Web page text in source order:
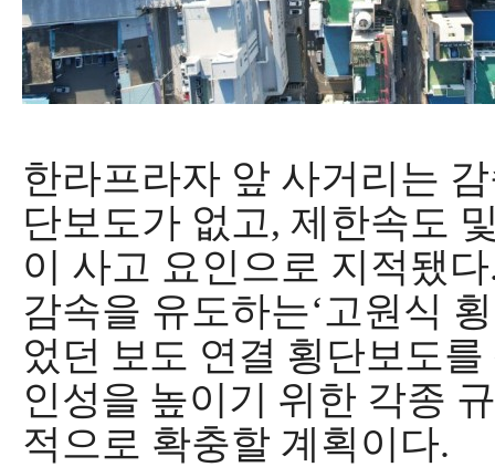
한라프라자 앞 사거리는
단보도가 없고, 제한속도
이 사고 요인으로 지적됐다
감속을 유도하는‘고원식
었던 보도 연결 횡단보도
인성을 높이기
위한 각종
적으로 확충할 계획이다.